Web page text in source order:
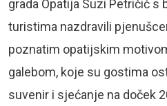
grada Opatija Suzi Petričić s
turistima nazdravili
poznatim opatijskim
galebom, koje su gostima
suvenir i sjećanje na doček